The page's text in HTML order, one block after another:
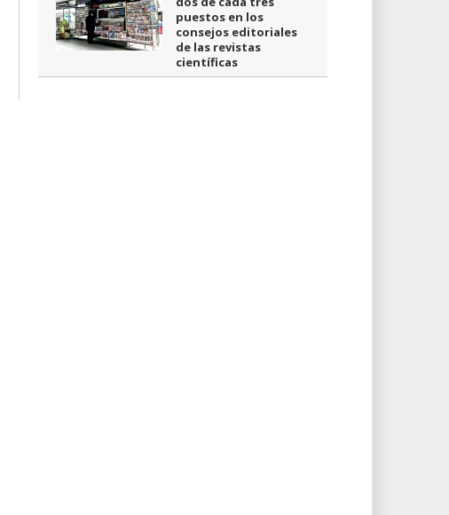
puestos en los
consejos editoriales
de las revistas
científicas